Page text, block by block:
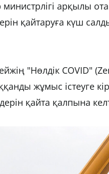
арқылы
қайтаруға күш
"Нөлдік COVID"
жұмыс істеуге
қайта қалпына